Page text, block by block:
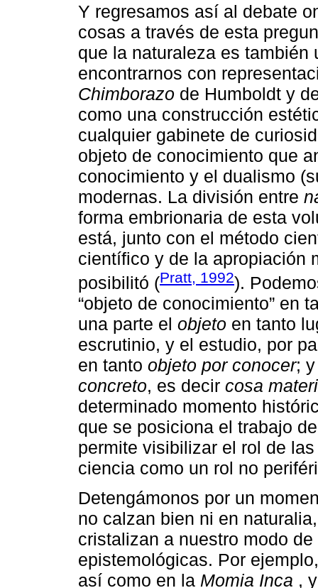
Y regresamos así al debate
cosas a través de esta
que la naturaleza es también
encontrarnos con
Chimborazo de Humboldt y
como una construcción
cualquier gabinete de
objeto de conocimiento que
conocimiento y el dualismo
modernas. La división entre
forma embrionaria de esta
está, junto con el método
científico y de la apropiación
posibilitó (Pratt, 1992).
“objeto de conocimiento” en
una parte el objeto en tanto
escrutinio, y el estudio, por
en tanto objeto por conocer;
concreto, es decir cosa
determinado momento
que se posiciona el trabajo
permite visibilizar el rol de
ciencia como un rol no
Detengámonos por un
no calzan bien ni en
cristalizan a nuestro modo
epistemológicas. Por
así como en la Momia Inca ,